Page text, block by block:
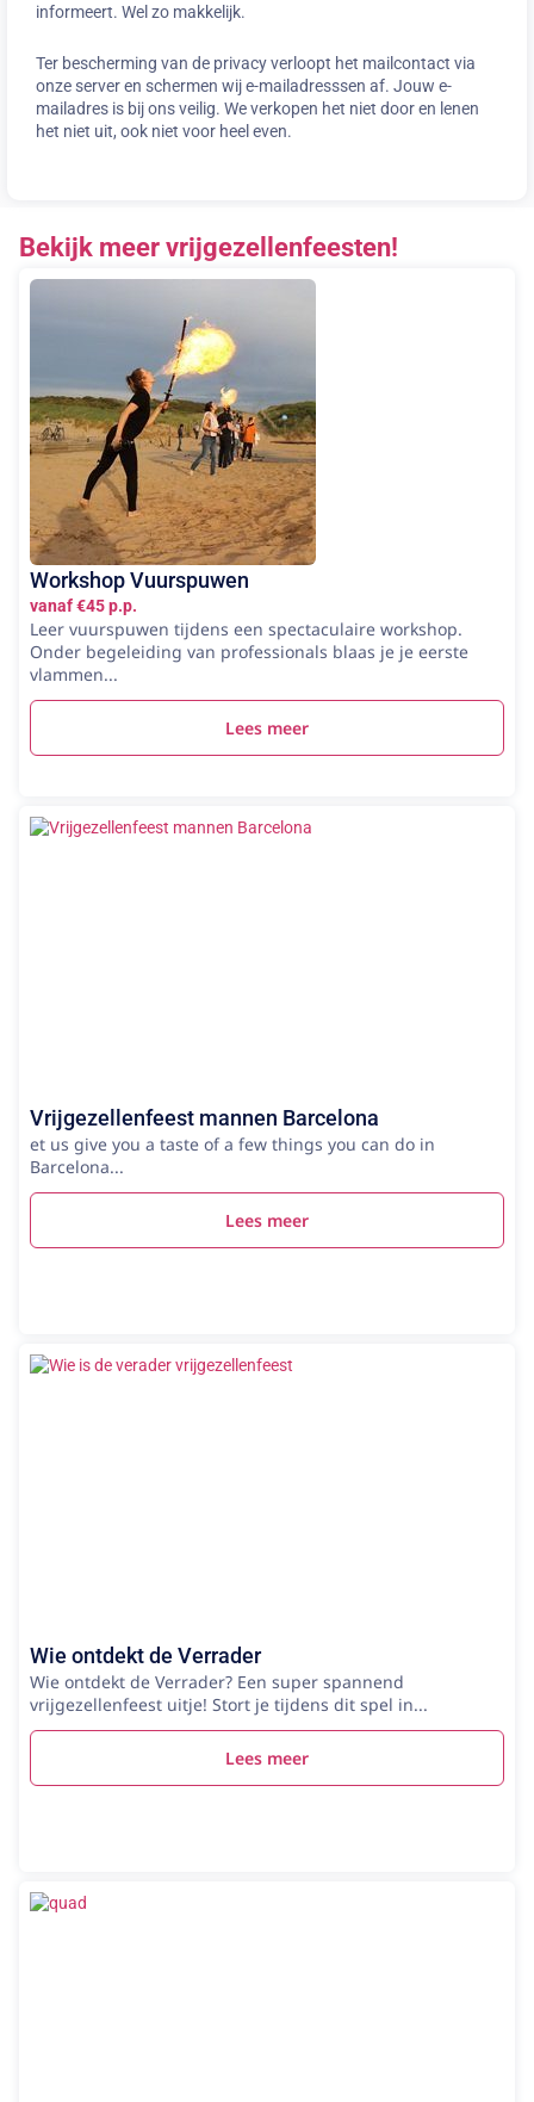
informeert. Wel zo makkelijk.
Ter bescherming van de privacy verloopt het mailcontact via
onze server en schermen wij e-mailadresssen af. Jouw e-
mailadres is bij ons veilig. We verkopen het niet door en lenen
het niet uit, ook niet voor heel even.
Bekijk meer vrijgezellenfeesten!
Workshop Vuurspuwen
vanaf €45 p.p.
Leer vuurspuwen tijdens een spectaculaire workshop.
Onder begeleiding van professionals blaas je je eerste
vlammen...
Lees meer
Vrijgezellenfeest mannen Barcelona
et us give you a taste of a few things you can do in
Barcelona...
Lees meer
Wie ontdekt de Verrader
Wie ontdekt de Verrader? Een super spannend
vrijgezellenfeest uitje! Stort je tijdens dit spel in...
Lees meer